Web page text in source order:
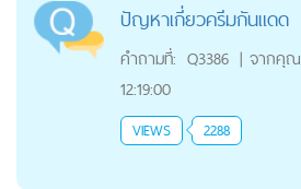
ปัญหาเกี่ยวครีมกันแดด
คำถามที่: Q3386 | จากคุณ
12:19:00
VIEWS 2288